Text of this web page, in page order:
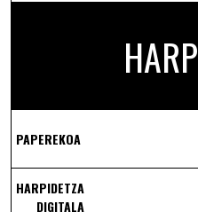
PAPEREKOA
HARPIDETZA
DIGITALA